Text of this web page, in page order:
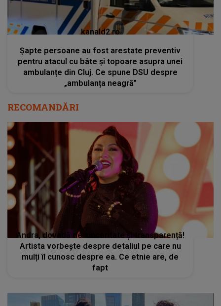
kanald2.ro
Șapte persoane au fost arestate preventiv
pentru atacul cu bâte și topoare asupra unei
ambulanțe din Cluj. Ce spune DSU despre
„ambulanța neagră”
RECOMANDĂRI
Andra, dovadă de sinceritate și transparență!
Artista vorbește despre detaliul pe care nu
mulți îl cunosc despre ea. Ce etnie are, de
fapt